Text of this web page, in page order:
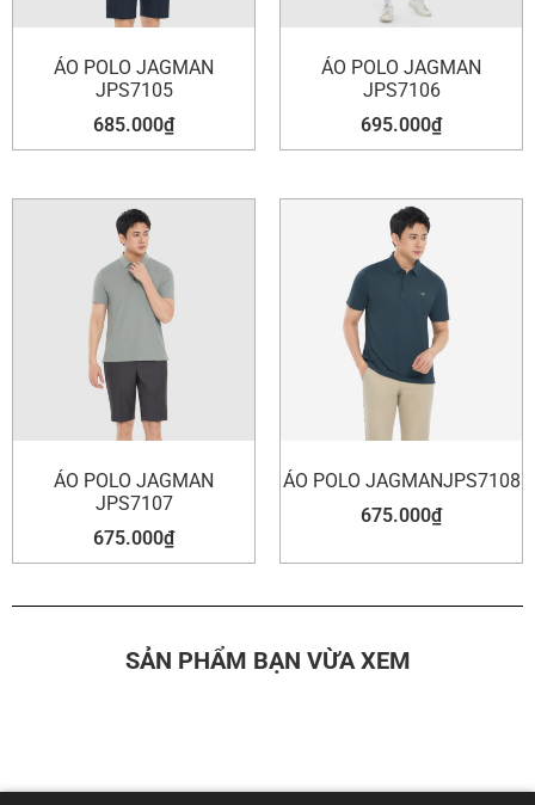
ÁO POLO JAGMAN
JPS7105
685.000₫
ÁO POLO JAGMAN
JPS7106
695.000₫
ÁO POLO JAGMAN
JPS7107
675.000₫
ÁO POLO JAGMANJPS7108
675.000₫
SẢN PHẨM BẠN VỪA XEM